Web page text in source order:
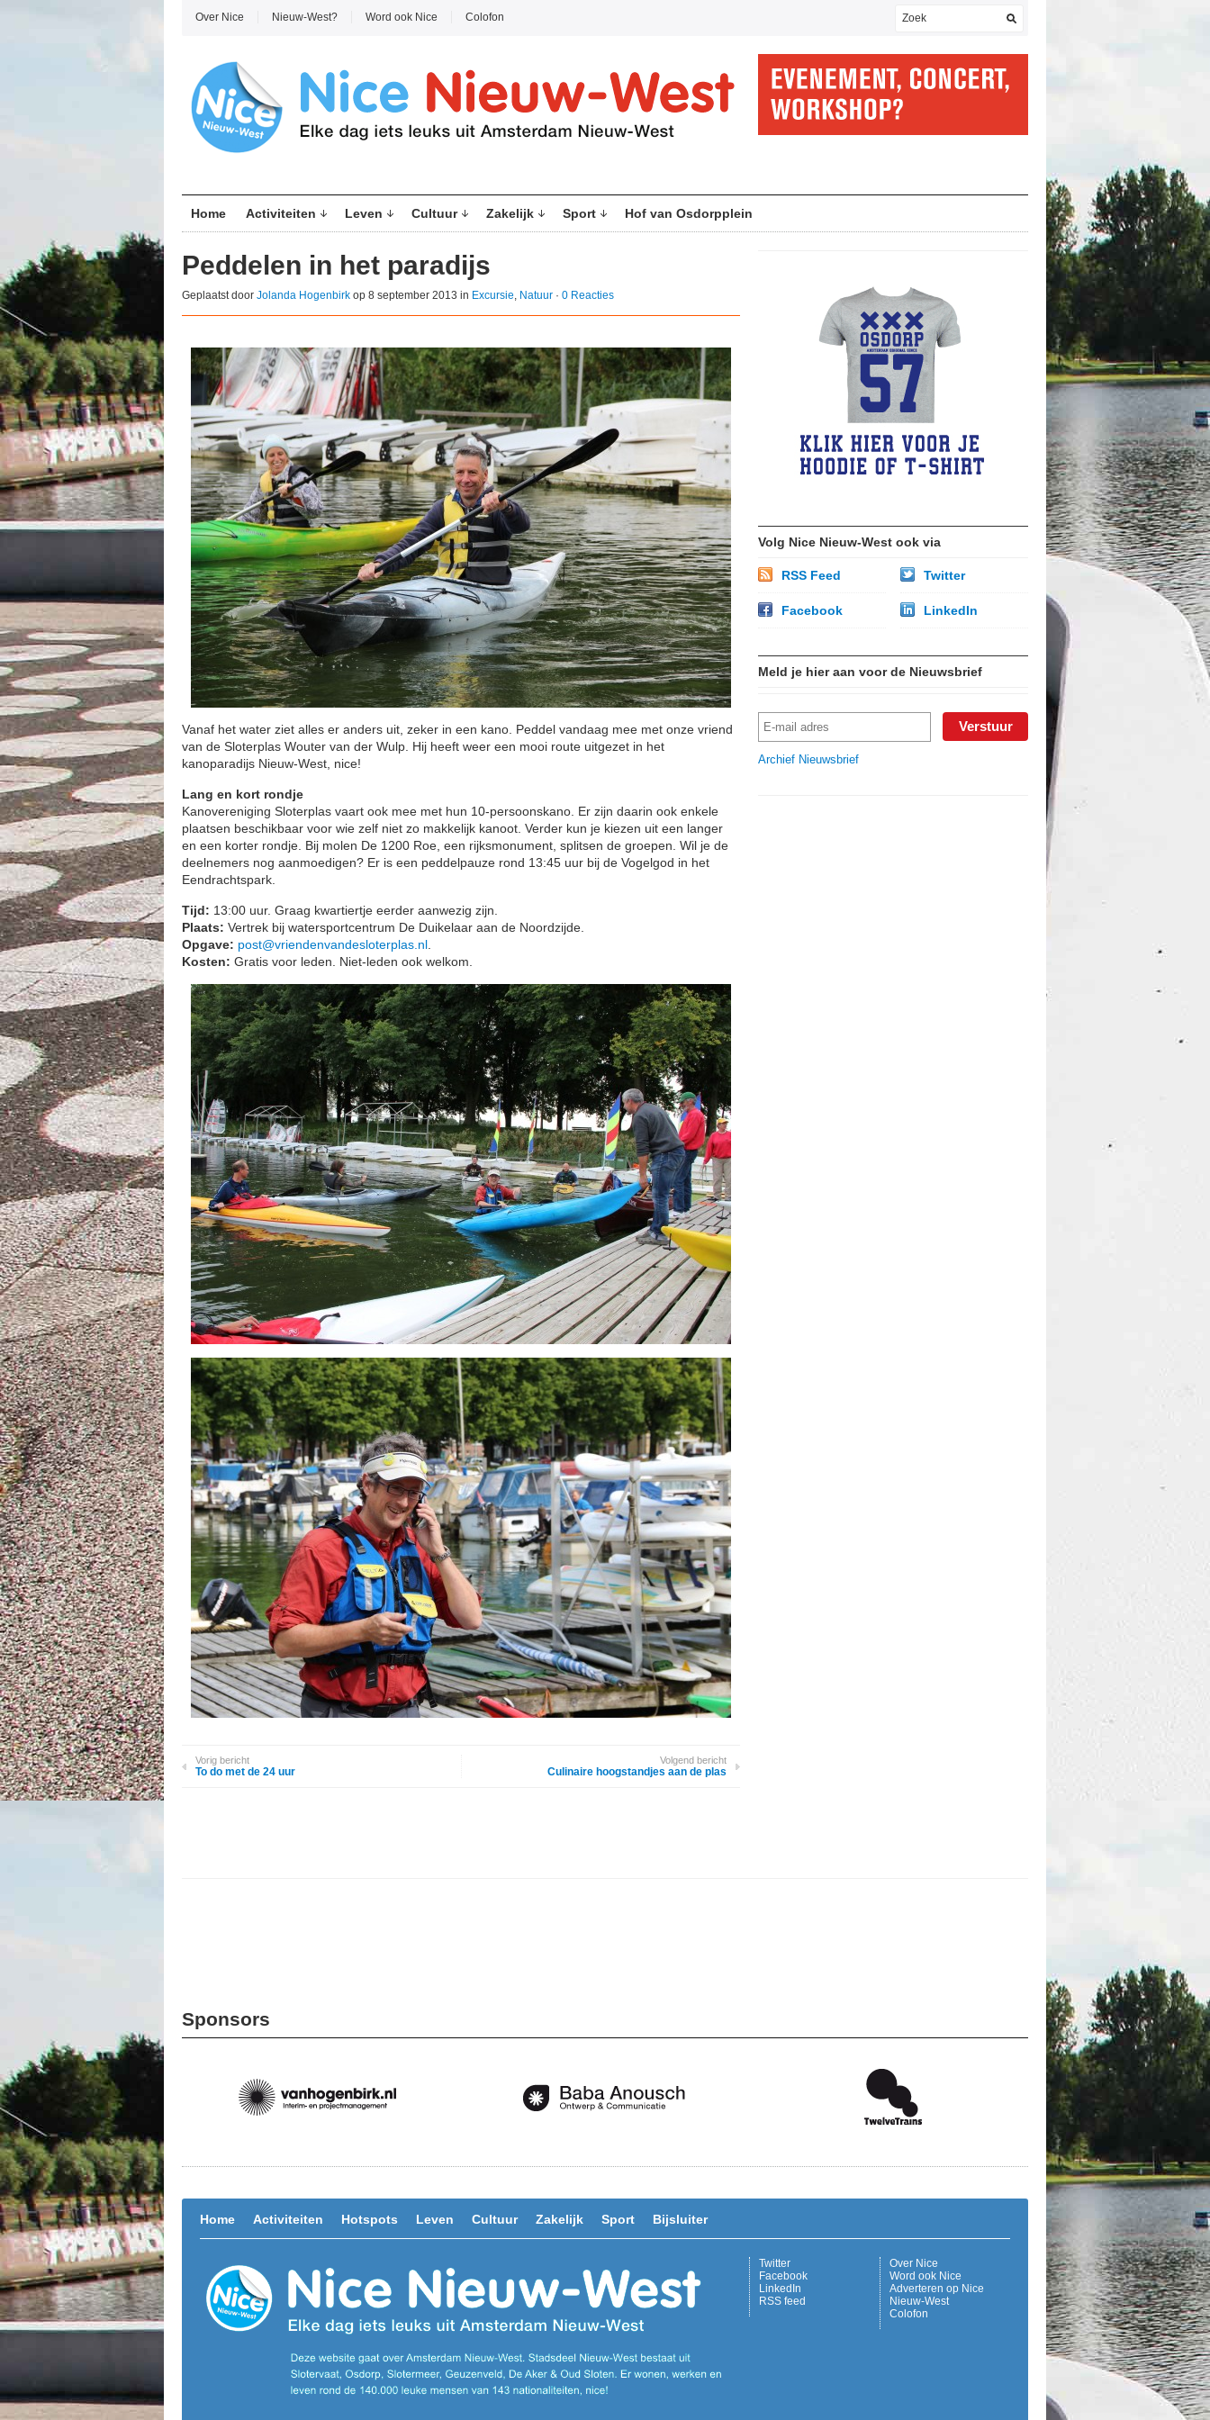
Over Nice Nieuw-West? Word ook Nice Colofon
Home Activiteiten Leven Cultuur Zakelijk Sport Hof van Osdorpplein
Peddelen in het paradijs
Geplaatst door Jolanda Hogenbirk op 8 september 2013 in Excursie, Natuur · 0 Reacties
Vanaf het water ziet alles er anders uit, zeker in een kano. Peddel vandaag mee met onze vriend
van de Sloterplas Wouter van der Wulp. Hij heeft weer een mooi route uitgezet in het
kanoparadijs Nieuw-West, nice!
Lang en kort rondje
Kanovereniging Sloterplas vaart ook mee met hun 10-persoonskano. Er zijn daarin ook enkele
plaatsen beschikbaar voor wie zelf niet zo makkelijk kanoot. Verder kun je kiezen uit een langer
en een korter rondje. Bij molen De 1200 Roe, een rijksmonument, splitsen de groepen. Wil je de
deelnemers nog aanmoedigen? Er is een peddelpauze rond 13:45 uur bij de Vogelgod in het
Eendrachtspark.
Tijd: 13:00 uur. Graag kwartiertje eerder aanwezig zijn.
Plaats: Vertrek bij watersportcentrum De Duikelaar aan de Noordzijde.
Opgave: post@vriendenvandesloterplas.nl
Kosten: Gratis voor leden. Niet-leden ook welkom.
Vorig bericht
To do met de 24 uur
Volgend bericht
Culinaire hoogstandjes aan de plas
Volg Nice Nieuw-West ook via
RSS Feed Twitter
Facebook LinkedIn
Meld je hier aan voor de Nieuwsbrief
Archief Nieuwsbrief
Sponsors
Home Activiteiten Hotspots Leven Cultuur Zakelijk Sport Bijsluiter
Over Nice
Word ook Nice
Adverteren op Nice
Nieuw-West
Colofon
Twitter
Facebook
LinkedIn
RSS feed